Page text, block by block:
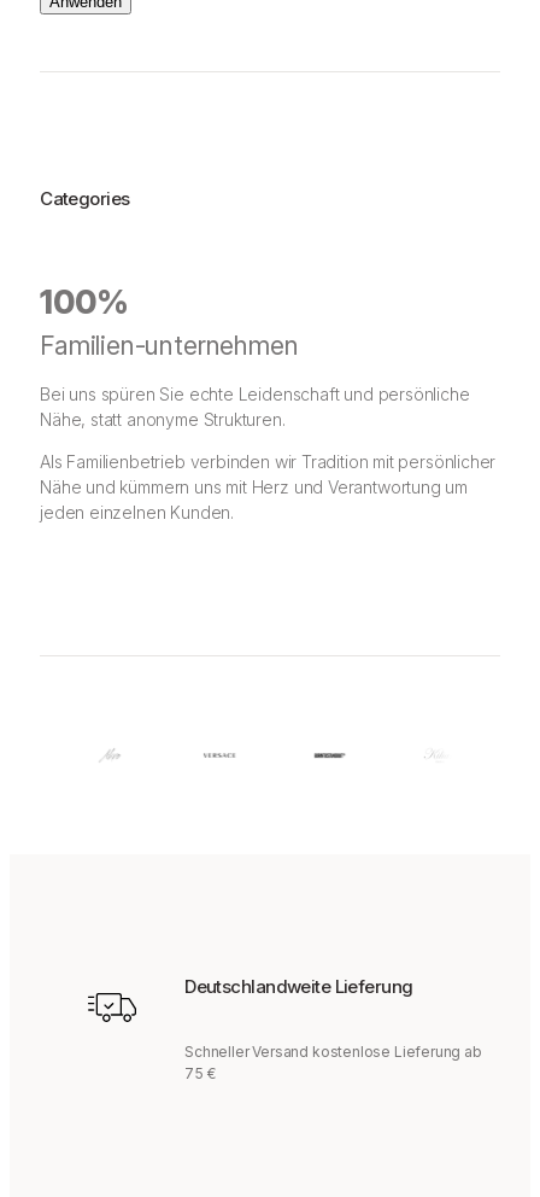
Categories
100%
Familien-unternehmen
Bei uns spüren Sie echte Leidenschaft und persönliche
Nähe, statt anonyme Strukturen.
Als Familienbetrieb verbinden wir Tradition mit persönlicher
Nähe und kümmern uns mit Herz und Verantwortung um
jeden einzelnen Kunden.
Deutschlandweite Lieferung
Schneller Versand kostenlose Lieferung ab
75 €